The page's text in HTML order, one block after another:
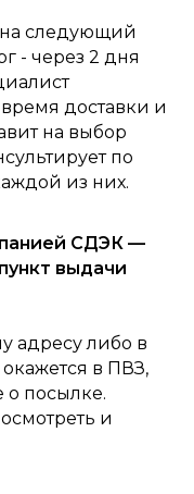
0
следующий
- через 2 дня
доставки и
на выбор
по
из них.
СДЭК —
выдачи
адресу либо в
в ПВЗ,
посылке.
и